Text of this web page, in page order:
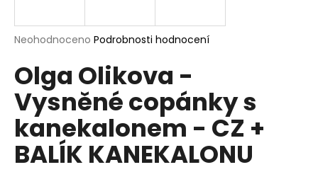
Průměrné
produktu
je
0,0
z
5
hvězdiček.
Neohodnoceno Podrobnosti hodnocení
Olga Olikova -
Vysněné copánky s
kanekalonem - CZ +
BALÍK KANEKALONU
j
t
?
HLEDAT